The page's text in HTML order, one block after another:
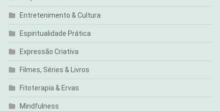
Entretenimento & Cultura
Espiritualidade Prática
Expressão Criativa
Filmes, Séries & Livros
Fitoterapia & Ervas
Mindfulness